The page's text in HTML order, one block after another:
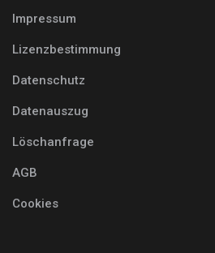
Impressum
Lizenzbestimmung
Datenschutz
Datenauszug
Löschanfrage
AGB
Cookies